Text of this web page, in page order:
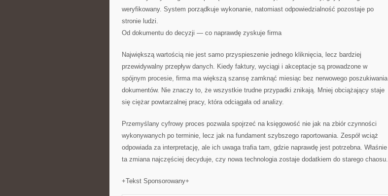
weryfikowany. System porządkuje wykonanie, natomiast odpowiedzialność pozostaje po
stronie ludzi.
Od dokumentu do decyzji — co naprawdę zyskuje firma
Największą wartością nie jest samo przyspieszenie jednego kliknięcia, lecz bardziej
przewidywalny przepływ danych. Kiedy faktury, wyciągi i akceptacje są prowadzone w
spójnym procesie, firma ma większą szansę zamknąć miesiąc bez nerwowego poszukiwania
dokumentów. Nie znaczy to, że wszystkie trudne przypadki znikają. Mniej obciążający staje
się ciężar powtarzalnej pracy, która odciągała od analizy.
Przemyślany cyfrowy proces pozwala spojrzeć na księgowość nie jak na zbiór czynności
wykonywanych po terminie, lecz jak na fundament szybszego raportowania. Zespół wciąż
odpowiada za interpretację, ale ich uwaga trafia tam, gdzie naprawdę jest potrzebna. Właśnie
ta zmiana najczęściej decyduje, czy nowa technologia zostaje dodatkiem do starego chaosu.
+Tekst Sponsorowany+